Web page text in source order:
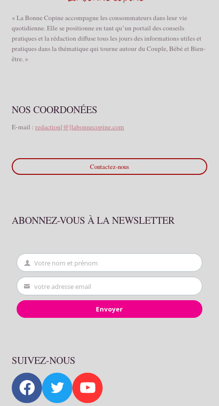
« La Bonne Copine accompagne les consommateurs dans leur vie
quotidienne. Elle se positionne en tant qu’un portail des conseils
pratiques et la rédaction diffuse tous les jours des informations utiles et
pratiques dans la thématique qui tourne autour du Couple, Bébé et Bien-
être. »
NOS COORDONÉES
E-mail : redaction[@]labonnecopine.com
Contactez-nous
ABONNEZ-VOUS À LA NEWSLETTER
First
Name
Votre nom et prénom
Your
email
votre adresse email
Envoyer
SUIVEZ-NOUS